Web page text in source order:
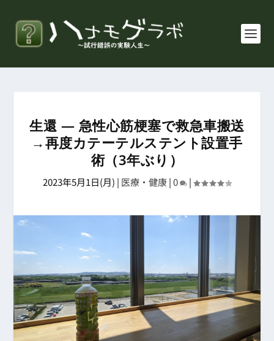
生還 ― 急性心筋梗塞で救急車搬送
→再度カテーテルステント設置手
術（3年ぶり）
2023年5月1日(月) | 医療・健康|0 |